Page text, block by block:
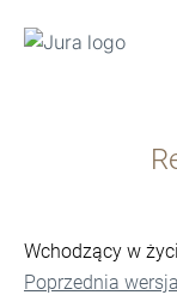
opcji
wyszukiwania
Wchodzący w
Poprzednia wersja